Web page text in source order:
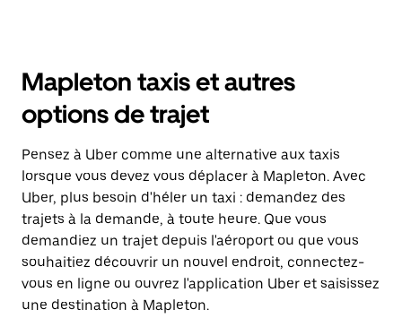
Mapleton taxis et autres
options de trajet
Pensez à Uber comme une alternative aux taxis
lorsque vous devez vous déplacer à Mapleton. Avec
Uber, plus besoin d'héler un taxi : demandez des
trajets à la demande, à toute heure. Que vous
demandiez un trajet depuis l'aéroport ou que vous
souhaitiez découvrir un nouvel endroit, connectez-
vous en ligne ou ouvrez l'application Uber et saisissez
une destination à Mapleton.